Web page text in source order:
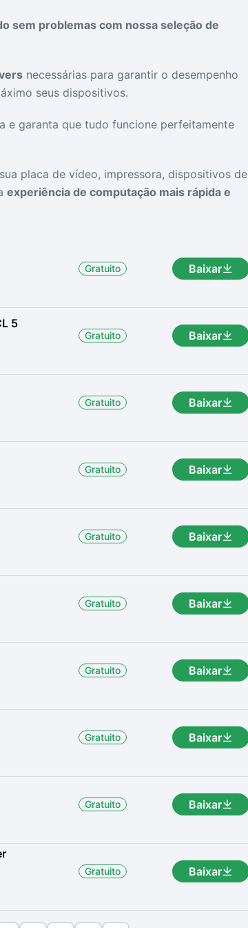
sem problemas com nossa seleção de
necessárias para garantir o desempenho
seus dispositivos.
e garanta que tudo funcione perfeitamente
placa de vídeo, impressora, dispositivos de
experiência de computação mais rápida e
Gratuito Baixar
5
Gratuito Baixar
Gratuito Baixar
Gratuito Baixar
Gratuito Baixar
Gratuito Baixar
Gratuito Baixar
Gratuito Baixar
Gratuito Baixar
Gratuito Baixar